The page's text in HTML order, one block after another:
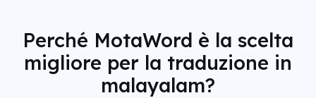
Perché MotaWord è la scelta
migliore per la traduzione in
malayalam?